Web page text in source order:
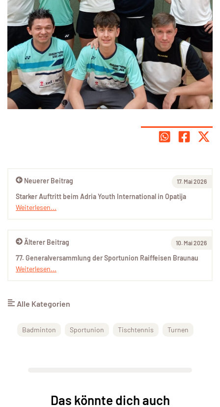
Älterer Beitrag 10. Mai 2026
77. Generalversammlung der Sportunion Raiffeisen Braunau
Weiterlesen...
Neuerer Beitrag 17. Mai 2026
Starker Auftritt beim Adria Youth International in Opatija
Weiterlesen...
Alle Kategorien
Badminton Sportunion Tischtennis Turnen
Das könnte dich auch